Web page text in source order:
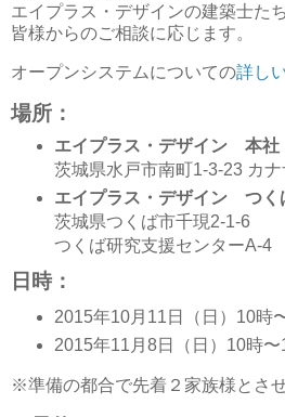
エイプラス・デザインの建築士た
皆様からのご相談に応じます。
オープンシステムについての詳し
場所：
エイプラス・デザイン 本社
茨城県水戸市南町1-3-23 カ
エイプラス・デザイン つく
茨城県つくば市千現2-1-6
つくば研究支援センターA-4
日時：
2015年10月11日（日）10
2015年11月8日（日）10時
※準備の都合で先着２家族様とさ